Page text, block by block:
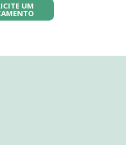
UM